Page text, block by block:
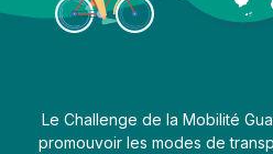
Le Challenge de la Mobilité
promouvoir les modes de